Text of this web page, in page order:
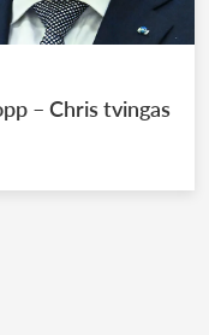
– Chris tvingas